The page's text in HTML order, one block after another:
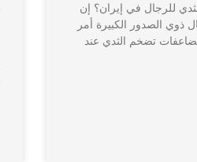
للرجال في إيران؟ إن
ذوي الصدور الكبيرة أمر
تضخم الثدي عند